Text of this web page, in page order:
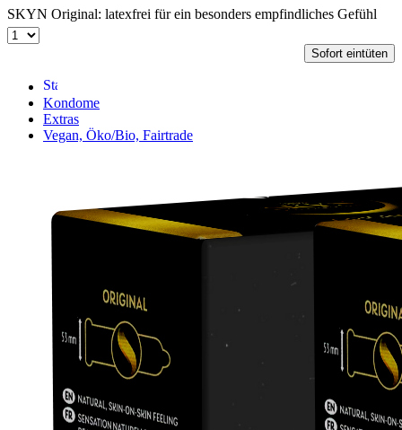
SKYN Original: latexfrei für ein besonders empfindliches Gefühl
Sofort eintüten
Kondome
Extras
Vegan, Öko/Bio, Fairtrade